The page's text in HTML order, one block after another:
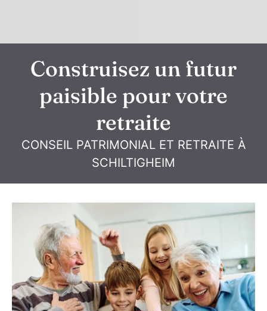
CONSEIL PATRIMONIAL ET RETRAITE À
SCHILTIGHEIM
Construisez un futur
paisible pour votre
retraite